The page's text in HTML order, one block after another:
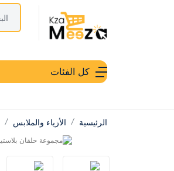
كل الفئات
الرئيسية الأزياء والملابس